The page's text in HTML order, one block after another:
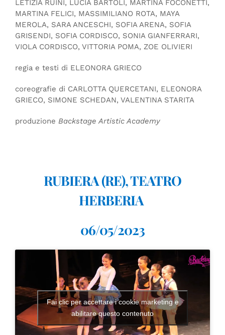
LETIZIA RUINI, LUCIA BARTOLI, MARTINA FOCONETTI,
MARTINA FELICI, MASSIMILIANO ROTA, MAYA
MEROLA, SARA ANCESCHI, SOFIA ARENA, SOFIA
GRISENDI, SOFIA CORDISCO, SONIA GIANFERRARI,
VIOLA CORDISCO, VITTORIA POMA, ZOE OLIVIERI
regia e testi di ELEONORA GRIECO
coreografie di CARLOTTA QUERCETANI, ELEONORA
GRIECO, SIMONE SCHEDAN, VALENTINA STARITA
produzione Backstage Artistic Academy
RUBIERA (RE), TEATRO
HERBERIA
06/05/2023
Fai clic per accettare i cookie marketing e
abilitare questo contenuto